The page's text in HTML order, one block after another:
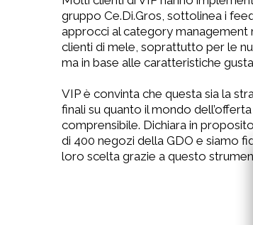
gruppo Ce.Di.Gros, sottolinea i
approcci al category
clienti di mele, soprattutto per le
ma in base alle caratteristiche
VIP è convinta che questa sia la
finali su quanto il mondo
comprensibile. Dichiara in
di 400 negozi della GDO e siamo
loro scelta grazie a questo